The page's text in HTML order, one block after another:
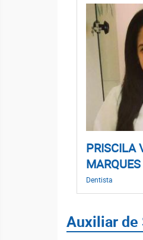
PRISCILA
MARQUES
Dentista
Auxiliar de